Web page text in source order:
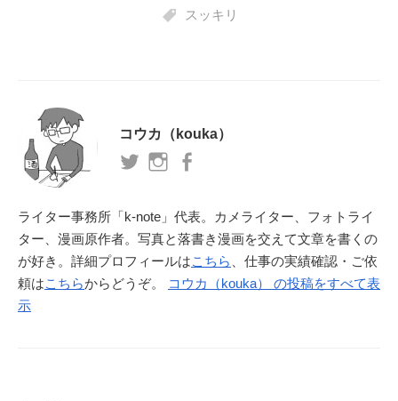
スッキリ
コウカ（kouka）
ライター事務所「k-note」代表。カメライター、フォトライ
ター、漫画原作者。写真と落書き漫画を交えて文章を書くの
が好き。詳細プロフィールはこちら
、仕事の実績確認・ご依
頼はこちらからどうぞ。
コウカ（kouka） の投稿をすべて表
示